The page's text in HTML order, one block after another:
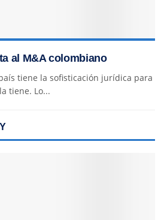
al M&A colombiano
tiene la sofisticación jurídica para
tiene. Lo...